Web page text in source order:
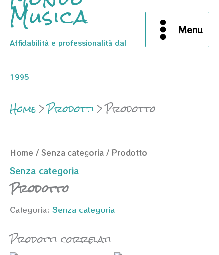
Musica
Affidabilità e professionalità dal
1995
Menu
Home Prodotti Prodotto
Home / Senza categoria / Prodotto
Senza categoria
Prodotto
Categoria: Senza categoria
Prodotti correlati